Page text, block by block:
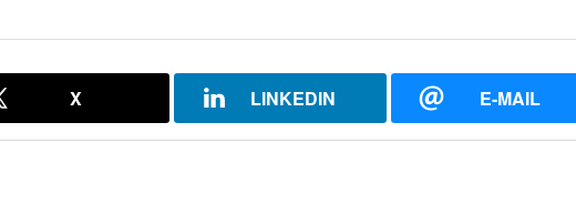
X LINKEDIN E-MAIL